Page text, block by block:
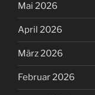
Mai 2026
April 2026
März 2026
Februar 2026